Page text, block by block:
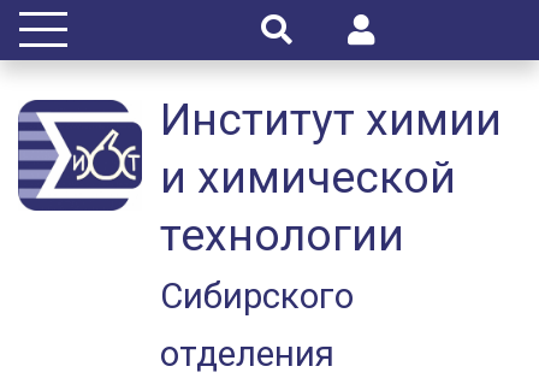
Институт химии
и химической
технологии
Сибирского
отделения